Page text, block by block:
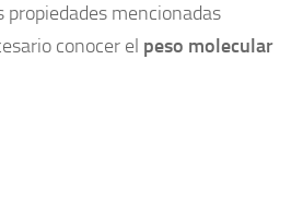
propiedades mencionadas
conocer el peso molecular